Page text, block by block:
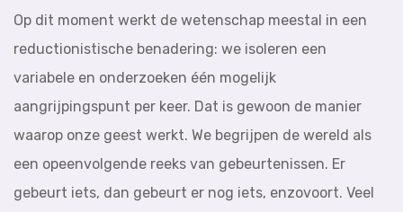
Op dit moment werkt de wetenschap meestal in een
reductionistische benadering: we isoleren een
variabele en onderzoeken één mogelijk
aangrijpingspunt per keer. Dat is gewoon de manier
waarop onze geest werkt. We begrijpen de wereld als
een opeenvolgende reeks van gebeurtenissen. Er
gebeurt iets, dan gebeurt er nog iets, enzovoort. Veel